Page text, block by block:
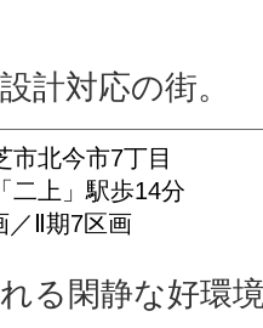
計対応の街。
市北今市7丁目
二上」駅歩14分
／Ⅱ期7区画
る閑静な好環